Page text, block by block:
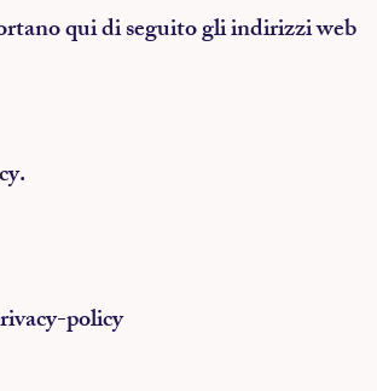
qui di seguito gli indirizzi web
policy